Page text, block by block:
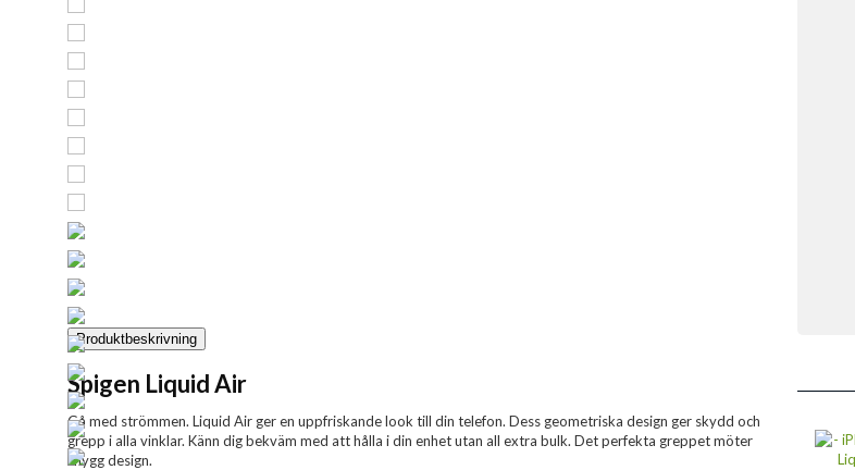
Produktbeskrivning
Spigen Liquid Air
Gå med strömmen. Liquid Air ger en uppfriskande look till din telefon. Dess geometriska design ger skydd och
grepp i alla vinklar. Känn dig bekväm med att hålla i din enhet utan all extra bulk. Det perfekta greppet möter
snygg design.